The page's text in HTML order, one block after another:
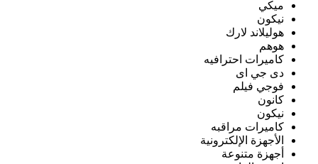
ميكي
نيكون
هوليلاند لارك
هوهم
كاميرات احترافيه
دى جي اى
فوجي فيلم
كانون
نيكون
كاميرات مراقبه
الأجهزة الإلكترونية
أجهزة متنوعة